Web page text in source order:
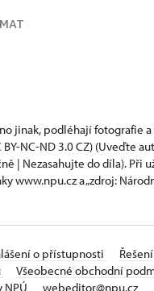
jinak, podléhají fotografie
BY-NC-ND 3.0 CZ) (Uveďte
| Nezasahujte do díla). Při
www.npu.cz a „zdroj:
o přístupnosti
Řešení
Všeobecné obchodní
NPÚ
webeditor@npu.cz